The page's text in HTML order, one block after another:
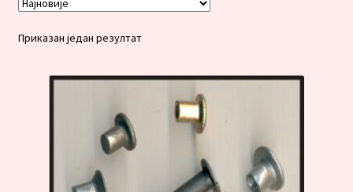
Приказан један резултат